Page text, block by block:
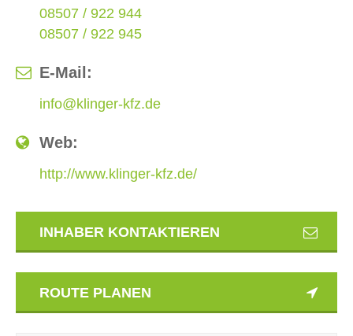
08507 / 922 944
08507 / 922 945
E-Mail:
info@klinger-kfz.de
Web:
http://www.klinger-kfz.de/
INHABER KONTAKTIEREN
ROUTE PLANEN